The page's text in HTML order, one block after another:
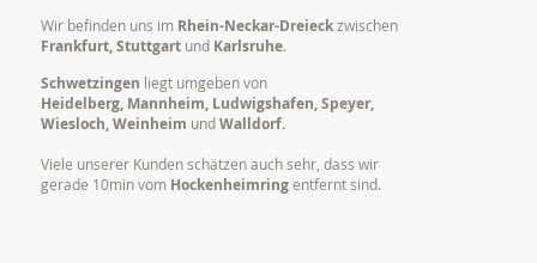
Wir befinden uns im Rhein-Neckar-Dreieckzwischen
Frankfurt, Stuttgart und Karlsruhe.
Schwetzingen liegt umgeben von
Heidelberg, Mannheim, Ludwigshafen, Speyer,
Wiesloch, Weinheim undWalldorf.
Viele unserer Kunden schätzen auch sehr, dass wir
gerade 10min vom Hockenheimringentfernt sind.